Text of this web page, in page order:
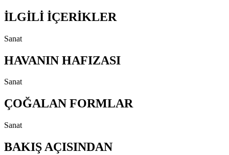
İLGİLİ İÇERİKLER
Sanat
HAVANIN HAFIZASI
Sanat
ÇOĞALAN FORMLAR
Sanat
BAKIŞ AÇISINDAN